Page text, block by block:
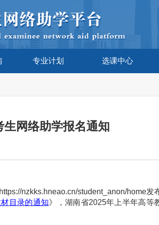
专业计划 选课中心
生网络助学报名通知
nzkks.hneao.cn/student_anon/home发
目录的通知》，湖南省2025年 上半年高等